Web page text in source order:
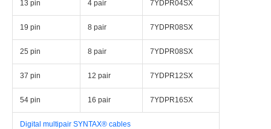
13 pin 4 pair 7YDPR04SX
19 pin 8 pair 7YDPR08SX
25 pin 8 pair 7YDPR08SX
37 pin 12 pair 7YDPR12SX
54 pin 16 pair 7YDPR16SX
Digital multipair SYNTAX® cables